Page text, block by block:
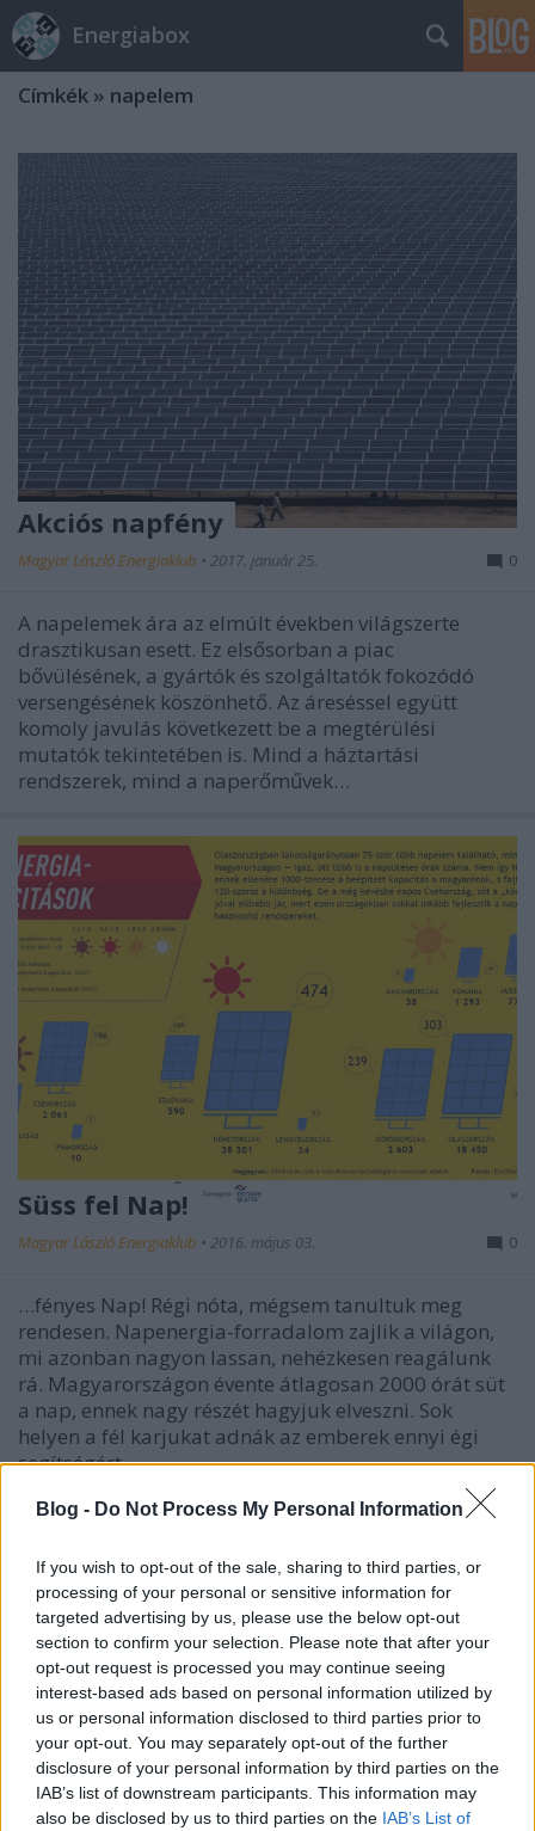
Blog - Do Not Process My Personal Information
If you wish to opt-out of the sale, sharing to third parties, or
processing of your personal or sensitive information for
targeted advertising by us, please use the below opt-out
section to confirm your selection. Please note that after your
opt-out request is processed you may continue seeing
interest-based ads based on personal information utilized by
us or personal information disclosed to third parties prior to
your opt-out. You may separately opt-out of the further
disclosure of your personal information by third parties on the
IAB’s list of downstream participants. This information may
also be disclosed by us to third parties on the IAB’s List of
Energiabox
Címkék » napelem
Akciós napfény
Magyar László Energiaklub • 2017. január 25. 0
A napelemek ára az elmúlt években világszerte
drasztikusan esett. Ez elsősorban a piac
bővülésének, a gyártók és szolgáltatók fokozódó
versengésének köszönhető. Az áreséssel együtt
komoly javulás következett be a megtérülési
mutatók tekintetében is. Mind a háztartási
rendszerek, mind a naperőművek…
Süss fel Nap!
Magyar László Energiaklub • 2016. május 03. 0
…fényes Nap! Régi nóta, mégsem tanultuk meg
rendesen. Napenergia-forradalom zajlik a világon,
mi azonban nagyon lassan, nehézkesen reagálunk
rá. Magyarországon évente átlagosan 2000 órát süt
a nap, ennek nagy részét hagyjuk elveszni. Sok
helyen a fél karjukat adnák az emberek ennyi égi
segítségért,…